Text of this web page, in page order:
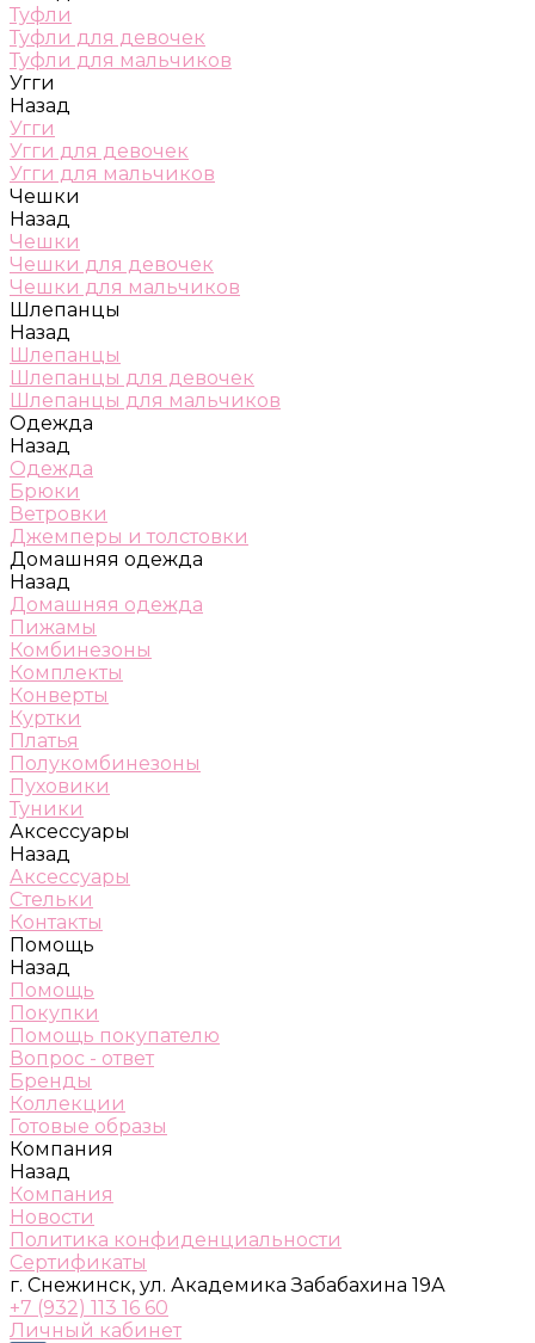
Туфли
Туфли для девочек
Туфли для мальчиков
Угги
Назад
Угги
Угги для девочек
Угги для мальчиков
Чешки
Назад
Чешки
Чешки для девочек
Чешки для мальчиков
Шлепанцы
Назад
Шлепанцы
Шлепанцы для девочек
Шлепанцы для мальчиков
Одежда
Назад
Одежда
Брюки
Ветровки
Джемперы и толстовки
Домашняя одежда
Назад
Домашняя одежда
Пижамы
Комбинезоны
Комплекты
Конверты
Куртки
Платья
Полукомбинезоны
Пуховики
Туники
Аксессуары
Назад
Аксессуары
Стельки
Контакты
Помощь
Назад
Помощь
Покупки
Помощь покупателю
Вопрос - ответ
Бренды
Коллекции
Готовые образы
Компания
Назад
Компания
Новости
Политика конфиденциальности
Сертификаты
г. Снежинск, ул. Академика Забабахина 19А
+7 (932) 113 16 60
Личный кабинет